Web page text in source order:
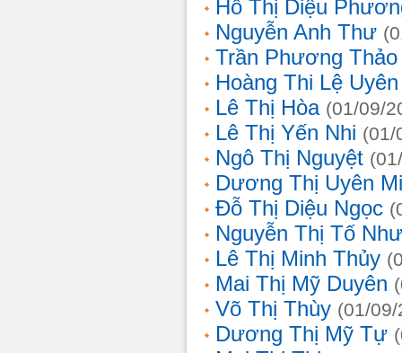
Hồ Thị Diệu
Nguyễn Anh Thư
Trần Phương Thảo
Hoàng Thi Lệ Uyên
Lê Thị Hòa (01/09/
Lê Thị Yến Nhi (01/
Ngô Thị Nguyệt
Dương Thị Uyên Mi
Đỗ Thị Diệu Ngọc
Nguyễn Thị Tố Như
Lê Thị Minh Thủy
Mai Thị Mỹ Duyên
Võ Thị Thùy (01/
Dương Thị Mỹ Tự